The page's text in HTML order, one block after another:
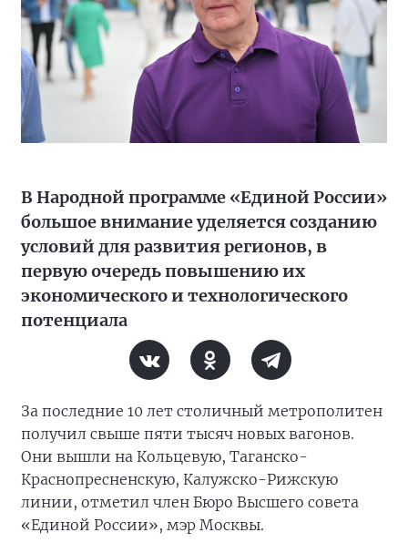
В Народной программе «Единой России»
большое внимание уделяется созданию
условий для развития регионов, в
первую очередь повышению их
экономического и технологического
потенциала
За последние 10 лет столичный метрополитен
получил свыше пяти тысяч новых вагонов.
Они вышли на Кольцевую, Таганско-
Краснопресненскую, Калужско-Рижскую
линии, отметил член Бюро Высшего совета
«Единой России», мэр Москвы.